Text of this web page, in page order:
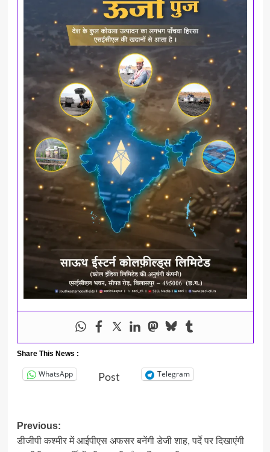
Share This News :
WhatsApp Post Telegram
Post
navigation
Previous:
डीजीपी कश्मीर में आईपीएस अफसर बनेंगी डेजी शाह, पर्दे पर दिखाएंगी